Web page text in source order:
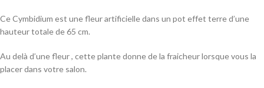
Ce Cymbidium est une fleur artificielle dans un pot effet terre d’une
hauteur totale de 65 cm.
Au delà d’une fleur , cette plante donne de la fraicheur lorsque vous la
placer dans votre salon.